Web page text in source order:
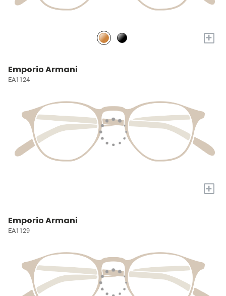
+
Emporio Armani
EA1124
+
Emporio Armani
EA1129